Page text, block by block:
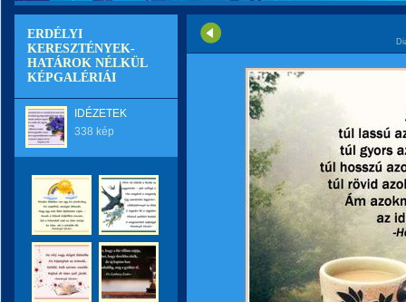
ERDÉLYI
KERESZTÉNYEK-
HATÁROK NÉLKÜL
KÉPGALÉRIÁI
IDÉZETEK
338 kép